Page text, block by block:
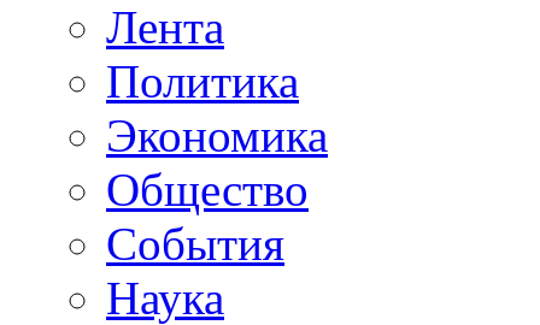
Лента
Политика
Экономика
Общество
События
Наука